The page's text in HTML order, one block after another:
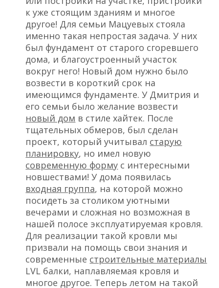
к уже стоящим зданиям и многое
другое! Для семьи Мацуевых стояла
именно такая непростая задача. У них
был фундамент от старого сгоревшего
дома, и благоустроенный участок
вокруг него! Новый дом нужно было
возвести в короткий срок на
имеющимся фундаменте. У Дмитрия и
его семьи было желание возвести
новый дом в стиле хайтек. После
тщательных обмеров, был сделан
проект, который учитывал старую
планировку, но имел новую
современную форму с интересными
новшествами! У дома появилась
входная группа, на которой можно
посидеть за столиком уютными
вечерами и сложная но возможная в
нашей полосе эксплуатируемая кровля.
Для реализации такой кровли мы
призвали на помощь свои знания и
современные строительные материалы
LVL балки, наплавляемая кровля и
многое другое. Теперь летом на такой